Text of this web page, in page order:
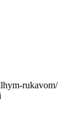
rukavom/